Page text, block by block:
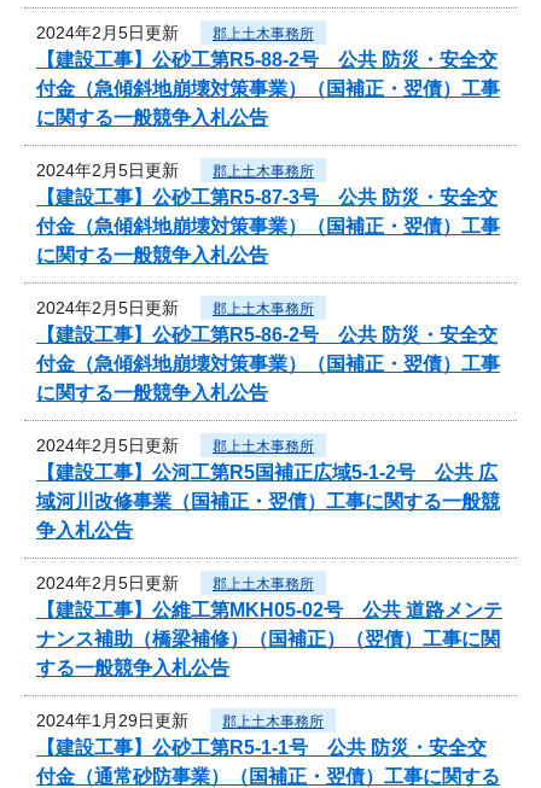
2024年2月5日更新 郡上土木事務所
【建設工事】公砂工第R5-88-2号 公共 防災・安全交
付金（急傾斜地崩壊対策事業）（国補正・翌債）工事
に関する一般競争入札公告
2024年2月5日更新 郡上土木事務所
【建設工事】公砂工第R5-87-3号 公共 防災・安全交
付金（急傾斜地崩壊対策事業）（国補正・翌債）工事
に関する一般競争入札公告
2024年2月5日更新 郡上土木事務所
【建設工事】公砂工第R5-86-2号 公共 防災・安全交
付金（急傾斜地崩壊対策事業）（国補正・翌債）工事
に関する一般競争入札公告
2024年2月5日更新 郡上土木事務所
【建設工事】公河工第R5国補正広域5-1-2号 公共 広
域河川改修事業（国補正・翌債）工事に関する一般競
争入札公告
2024年2月5日更新 郡上土木事務所
【建設工事】公維工第MKH05-02号 公共 道路メンテ
ナンス補助（橋梁補修）（国補正）（翌債）工事に関
する一般競争入札公告
2024年1月29日更新 郡上土木事務所
【建設工事】公砂工第R5-1-1号 公共 防災・安全交
付金（通常砂防事業）（国補正・翌債）工事に関する